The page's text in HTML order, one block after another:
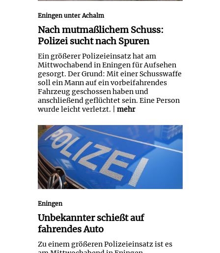
Eningen unter Achalm
Nach mutmaßlichem Schuss:
Polizei sucht nach Spuren
Ein größerer Polizeieinsatz hat am
Mittwochabend in Eningen für Aufsehen
gesorgt. Der Grund: Mit einer Schusswaffe
soll ein Mann auf ein vorbeifahrendes
Fahrzeug geschossen haben und
anschließend geflüchtet sein. Eine Person
wurde leicht verletzt. | mehr
Unbekannter schießt auf
fahrendes Auto
Eningen
Unbekannter schießt auf
fahrendes Auto
Zu einem größeren Polizeieinsatz ist es